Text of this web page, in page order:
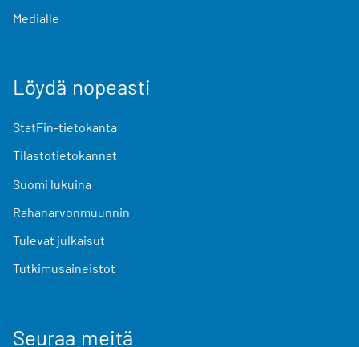
Medialle
Löydä nopeasti
StatFin-tietokanta
Tilastotietokannat
Suomi lukuina
Rahanarvonmuunnin
Tulevat julkaisut
Tutkimusaineistot
Seuraa meitä